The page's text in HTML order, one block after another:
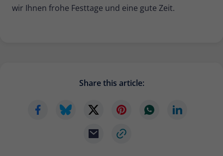
wir Ihnen frohe Festtage und eine gute Zeit.
Share this article: